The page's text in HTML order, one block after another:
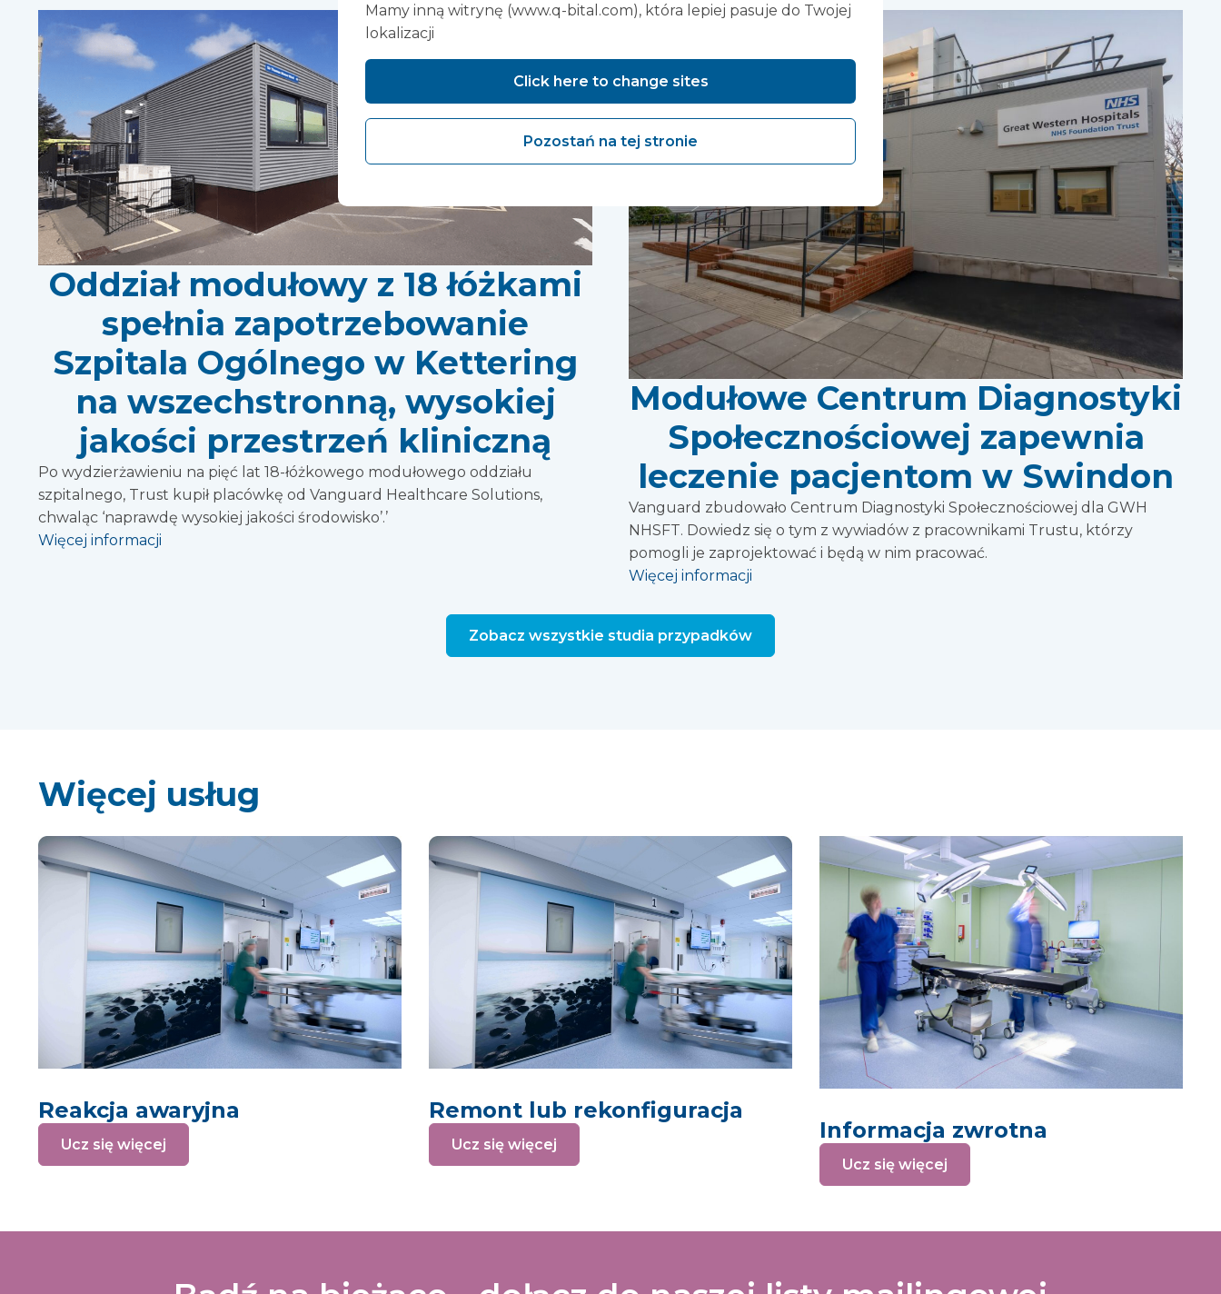
Oddział modułowy z 18 łóżkami
spełnia zapotrzebowanie
Szpitala Ogólnego w Kettering
na wszechstronną, wysokiej
jakości przestrzeń kliniczną
Po wydzierżawieniu na pięć lat 18-łóżkowego modułowego oddziału
szpitalnego, Trust kupił placówkę od Vanguard Healthcare Solutions,
chwaląc ‘naprawdę wysokiej jakości środowisko’.’
Więcej informacji
Modułowe Centrum Diagnostyki
Społecznościowej zapewnia
leczenie pacjentom w Swindon
Vanguard zbudowało Centrum Diagnostyki Społecznościowej dla GWH
NHSFT. Dowiedz się o tym z wywiadów z pracownikami Trustu, którzy
pomogli je zaprojektować i będą w nim pracować.
Więcej informacji
Zobacz wszystkie studia przypadków
Więcej usług
Reakcja awaryjna
Ucz się więcej
Remont lub rekonfiguracja
Ucz się więcej
Informacja zwrotna
Ucz się więcej
Mamy inną witrynę (www.q-bital.com), która lepiej pasuje do Twojej
lokalizacji
Click here to change sites
Pozostań na tej stronie